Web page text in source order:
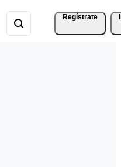
Regístrate